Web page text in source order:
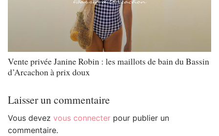
Vente privée Janine Robin : les maillots de bain du Bassin
d’Arcachon à prix doux
Laisser un commentaire
Vous devez vous connecter pour publier un
commentaire.